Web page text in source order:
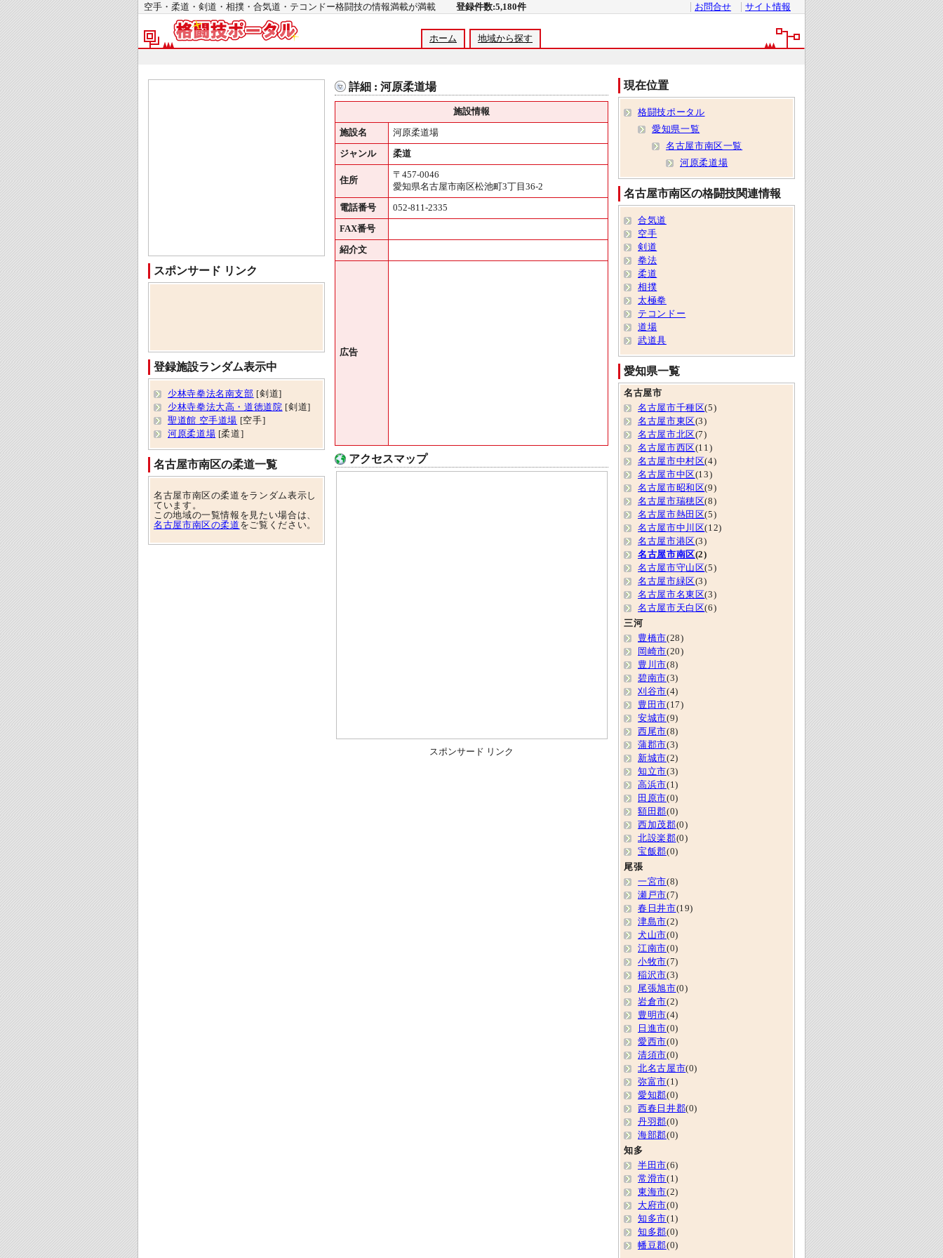
空手・柔道・剣道・相撲・合気道・テコンドー格闘技の情報満載が満載 登録件数:5,180件 お問合せ サイト情報
ホーム 地域から探す
詳細 : 河原柔道場
施設情報
施設名 河原柔道場
ジャンル 柔道
住所
〒457-0046
愛知県名古屋市南区松池町3丁目36-2
電話番号 052-811-2335
FAX番号
紹介文
広告
アクセスマップ
スポンサード リンク
スポンサード リンク
登録施設ランダム表示中
少林寺拳法名南支部 [剣道]
少林寺拳法大高・道徳道院 [剣道]
聖道館 空手道場 [空手]
河原柔道場 [柔道]
名古屋市南区の柔道一覧
名古屋市南区の柔道をランダム表示し
ています。
この地域の一覧情報を見たい場合は、
名古屋市南区の柔道 をご覧ください。
現在位置
格闘技ポータル
愛知県一覧
名古屋市南区一覧
河原柔道場
名古屋市南区の格闘技関連情報
合気道
空手
剣道
拳法
柔道
相撲
太極拳
テコンドー
道場
武道具
愛知県一覧
名古屋市
名古屋市千種区(5)
名古屋市東区 (3)
名古屋市北区 (7)
名古屋市西区 (11)
名古屋市中村区(4)
名古屋市中区 (13)
名古屋市昭和区(9)
名古屋市瑞穂区(8)
名古屋市熱田区(5)
名古屋市中川区(12)
名古屋市港区 (3)
名古屋市南区(2)
名古屋市守山区(5)
名古屋市緑区 (3)
名古屋市名東区(3)
名古屋市天白区(6)
三河
豊橋市(28)
岡崎市(20)
豊川市(8)
碧南市(3)
刈谷市(4)
豊田市(17)
安城市(9)
西尾市(8)
蒲郡市(3)
新城市(2)
知立市(3)
高浜市(1)
田原市(0)
額田郡(0)
西加茂郡(0)
北設楽郡(0)
宝飯郡(0)
尾張
一宮市(8)
瀬戸市(7)
春日井市(19)
津島市(2)
犬山市(0)
江南市(0)
小牧市(7)
稲沢市(3)
尾張旭市(0)
岩倉市(2)
豊明市(4)
日進市(0)
愛西市(0)
清須市(0)
北名古屋市(0)
弥富市(1)
愛知郡(0)
西春日井郡(0)
丹羽郡(0)
海部郡(0)
知多
半田市(6)
常滑市(1)
東海市(2)
大府市(0)
知多市(1)
知多郡(0)
幡豆郡(0)